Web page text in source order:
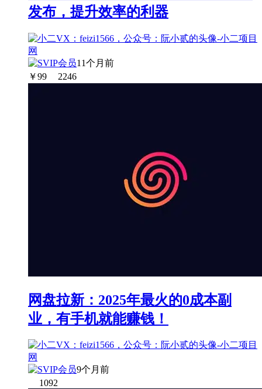
发布，提升效率的利器
11个月前
￥99 2246
网盘拉新：2025年最火的0成本副
业，有手机就能赚钱！
9个月前
1092